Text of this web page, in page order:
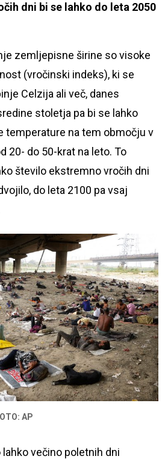
dni bi se lahko do leta 2050
zemljepisne širine so visoke
(vročinski indeks), ki se
Celzija ali več, danes
stoletja pa bi se lahko
temperature na tem območju v
20- do 50-krat na leto. To
število ekstremno vročih dni
do leta 2100 pa vsaj
AP
lahko večino poletnih dni